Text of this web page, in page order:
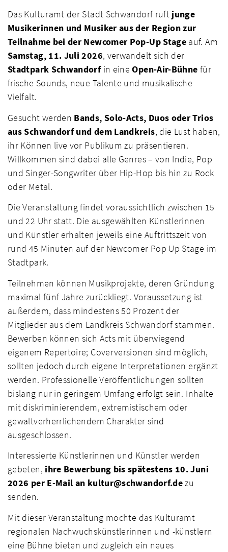
Das Kulturamt der Stadt Schwandorf ruft junge
Musikerinnen und Musiker aus der Region zur
Teilnahme bei der Newcomer Pop-Up Stage auf. Am
Samstag, 11. Juli 2026, verwandelt sich der
Stadtpark Schwandorfin eineOpen-Air-Bühne für
frische Sounds, neue Talente und musikalische
Vielfalt.
Gesucht werden Bands, Solo-Acts, Duos oder Trios
aus Schwandorf und dem Landkreis, die Lust haben,
ihr Können live vor Publikum zu präsentieren.
Willkommen sind dabei alle Genres – von Indie, Pop
und Singer-Songwriter über Hip-Hop bis hin zu Rock
oder Metal.
Die Veranstaltung findet voraussichtlich zwischen 15
und 22 Uhr statt. Die ausgewählten Künstlerinnen
und Künstler erhalten jeweils eine Auftrittszeit von
rund 45 Minuten auf der Newcomer Pop Up Stage im
Stadtpark.
Teilnehmen können Musikprojekte, deren Gründung
maximal fünf Jahre zurückliegt. Voraussetzung ist
außerdem, dass mindestens 50 Prozent der
Mitglieder aus dem Landkreis Schwandorf stammen.
Bewerben können sich Acts mit überwiegend
eigenem Repertoire; Coverversionen sind möglich,
sollten jedoch durch eigene Interpretationen ergänzt
werden. Professionelle Veröffentlichungen sollten
bislang nur in geringem Umfang erfolgt sein. Inhalte
mit diskriminierendem, extremistischem oder
gewaltverherrlichendem Charakter sind
ausgeschlossen.
Interessierte Künstlerinnen und Künstler werden
gebeten, ihre Bewerbung bis spätestens 10. Juni
2026 per E-Mail an kultur@schwandorf.dezu
senden.
Mit dieser Veranstaltung möchte das Kulturamt
regionalen Nachwuchskünstlerinnen und -künstlern
eine Bühne bieten und zugleich ein neues